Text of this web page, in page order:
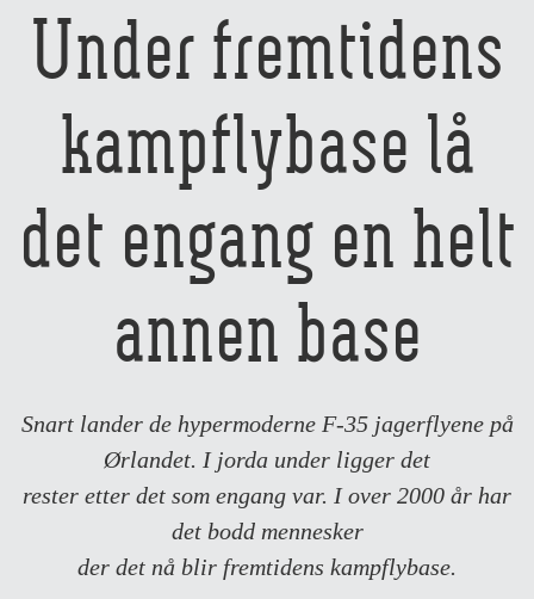
Under fremtidens
kampflybase lå
det engang en helt
annen base
Snart lander de hypermoderne F-35 jagerflyene på
Ørlandet. I jorda under ligger det
rester etter det som engang var. I over 2000 år har
det bodd mennesker
der det nå blir fremtidens kampflybase.